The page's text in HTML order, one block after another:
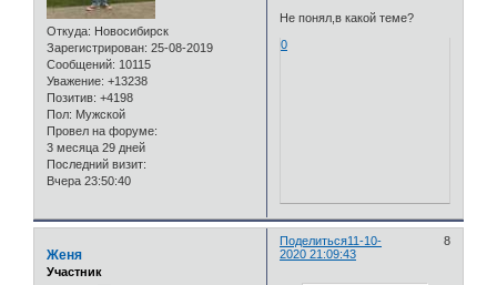
Откуда: Новосибирск
Зарегистрирован: 25-08-2019
Сообщений: 10115
Уважение: +13238
Позитив: +4198
Пол: Мужской
Провел на форуме:
3 месяца 29 дней
Последний визит:
Вчера 23:50:40
Не понял,в какой теме?
0
Поделиться 8
11-10-
2020 21:09:43
Женя
Участник